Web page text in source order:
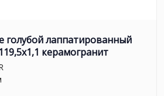
голубой лаппатированный
керамогранит